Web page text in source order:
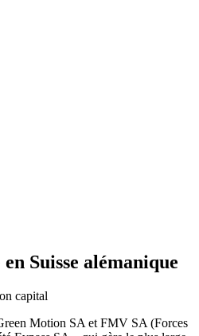
Suisse alémanique
capital
Motion SA et FMV SA (Forces